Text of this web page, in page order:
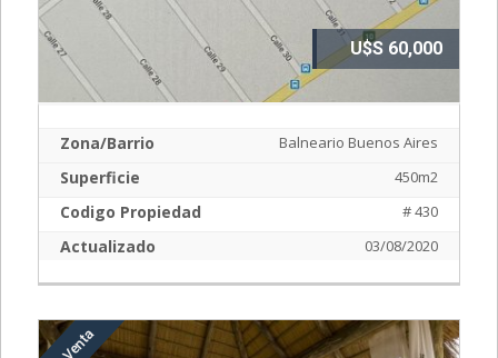
U$S 60,000
Zona/Barrio Balneario Buenos Aires
Superficie 450m2
Codigo Propiedad # 430
Actualizado 03/08/2020